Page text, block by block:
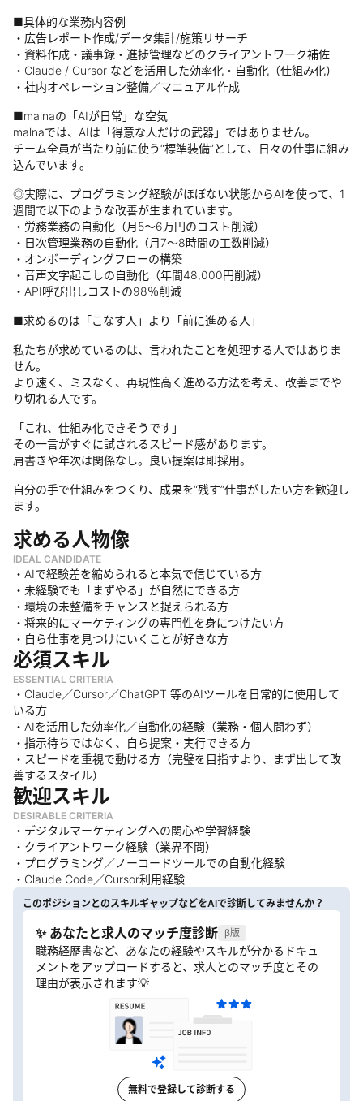
■具体的な業務内容例
・広告レポート作成/データ集計/施策リサーチ
・資料作成・議事録・進捗管理などのクライアントワーク補佐
・Claude / Cursor などを活用した効率化・自動化（仕組み化）
・社内オペレーション整備／マニュアル作成
■malnaの「AIが日常」な空気
malnaでは、AIは「得意な人だけの武器」ではありません。
チーム全員が当たり前に使う“標準装備”として、日々の仕事に組み
込んでいます。
◎実際に、プログラミング経験がほぼない状態からAIを使って、1
週間で以下のような改善が生まれています。
・労務業務の自動化（月5～6万円のコスト削減）
・日次管理業務の自動化（月7～8時間の工数削減）
・オンボーディングフローの構築
・音声文字起こしの自動化（年間48,000円削減）
・API呼び出しコストの98％削減
■求めるのは「こなす人」より「前に進める人」
私たちが求めているのは、言われたことを処理する人ではありま
せん。
より速く、ミスなく、再現性高く進める方法を考え、改善までや
り切れる人です。
「これ、仕組み化できそうです」
その一言がすぐに試されるスピード感があります。
肩書きや年次は関係なし。良い提案は即採用。
自分の手で仕組みをつくり、成果を“残す”仕事がしたい方を歓迎し
ます。
求める人物像
IDEAL CANDIDATE
・AIで経験差を縮められると本気で信じている方
・未経験でも「まずやる」が自然にできる方
・環境の未整備をチャンスと捉えられる方
・将来的にマーケティングの専門性を身につけたい方
・自ら仕事を見つけにいくことが好きな方
必須スキル
ESSENTIAL CRITERIA
・Claude／Cursor／ChatGPT 等のAIツールを日常的に使用して
いる方
・AIを活用した効率化／自動化の経験（業務・個人問わず）
・指示待ちではなく、自ら提案・実行できる方
・スピードを重視で動ける方（完璧を目指すより、まず出して改
善するスタイル）
歓迎スキル
DESIRABLE CRITERIA
・デジタルマーケティングへの関心や学習経験
・クライアントワーク経験（業界不問）
・プログラミング／ノーコードツールでの自動化経験
・Claude Code／Cursor利用経験
このポジションとのスキルギャップなどをAIで診断してみませんか？
✨ あなたと求人のマッチ度診断 β版
職務経歴書など、あなたの経験やスキルが分かるドキュ
メントをアップロードすると、求人とのマッチ度とその
理由が表示されます💡
無料で登録して診断する